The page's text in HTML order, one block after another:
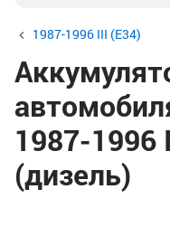
1987-1996 III (E34)
1987-1996
(дизель)